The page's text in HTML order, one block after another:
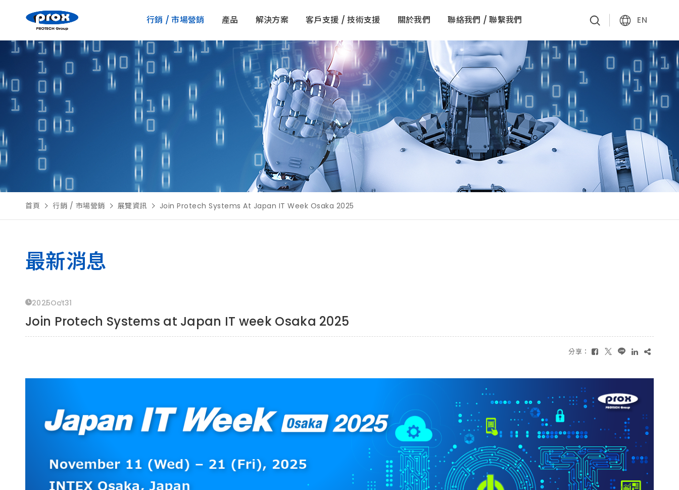
行銷 / 市場營銷 產品 解決方案 客戶支援 / 技術支援 關於我們 聯絡我們 / 聯繫我們 EN
首頁 行銷 / 市場營銷 展覽資訊 Join Protech Systems At Japan IT Week Osaka 2025
最新消息
2025Oct31
Join Protech Systems at Japan IT week Osaka 2025
分享：
行銷 / 市場營銷
解決方案
客戶支援 / 技術支援
關於我們
聯絡我們 / 聯繫我們